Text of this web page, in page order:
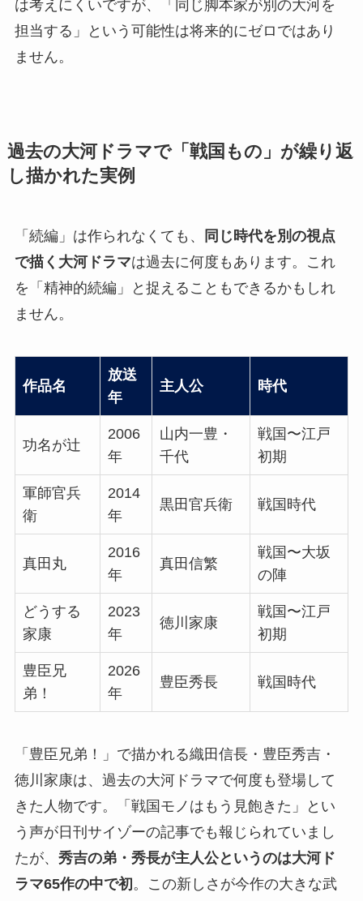
は考えにくいですが、「同じ脚本家が別の大河を
担当する」という可能性は将来的にゼロではあり
ません。
過去の大河ドラマで「戦国もの」が繰り返
し描かれた実例
「続編」は作られなくても、
同じ時代を別の視点
で描く大河ドラマは過去に何度もあります。これ
を「精神的続編」と捉えることもできるかもしれ
ません。
作品名
放送
年
主人公 時代
功名が辻
2006
年
山内一豊・
千代
戦国〜江戸
初期
軍師官兵
衛
2014
年
黒田官兵衛 戦国時代
真田丸
2016
年
真田信繁
戦国〜大坂
の陣
どうする
家康
2023
年
徳川家康
戦国〜江戸
初期
豊臣兄
弟！
2026
年
豊臣秀長 戦国時代
「豊臣兄弟！」で描かれる織田信長・豊臣秀吉・
徳川家康は、過去の大河ドラマで何度も登場して
きた人物です。「戦国モノはもう見飽きた」とい
う声が日刊サイゾーの記事でも報じられていまし
たが、 秀吉の弟・秀長が主人公というのは大河ド
ラマ65作の中で初。この新しさが今作の大きな武